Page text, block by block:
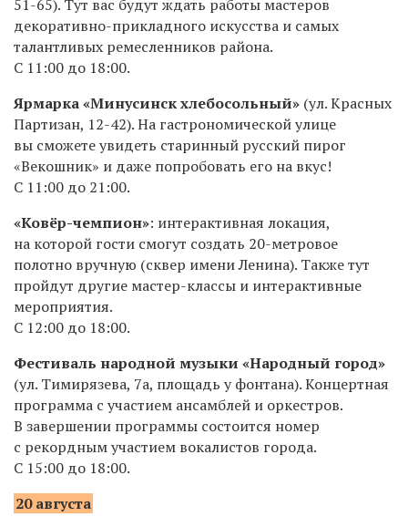
51-65). Тут вас будут ждать работы мастеров
декоративно-прикладного искусства и самых
талантливых ремесленников района.
С 11:00 до 18:00.
Ярмарка «Минусинск хлебосольный» (ул. Красных
Партизан, 12-42). На гастрономической улице
вы сможете увидеть старинный русский пирог
«Векошник» и даже попробовать его на вкус!
С 11:00 до 21:00.
«Ковёр-чемпион»: интерактивная локация,
на которой гости смогут создать 20-метровое
полотно вручную (сквер имени Ленина). Также тут
пройдут другие мастер-классы и интерактивные
мероприятия.
С 12:00 до 18:00.
Фестиваль народной музыки «Народный город»
(ул. Тимирязева, 7а, площадь у фонтана). Концертная
программа с участием ансамблей и оркестров.
В завершении программы состоится номер
с рекордным участием вокалистов города.
С 15:00 до 18:00.
20 августа